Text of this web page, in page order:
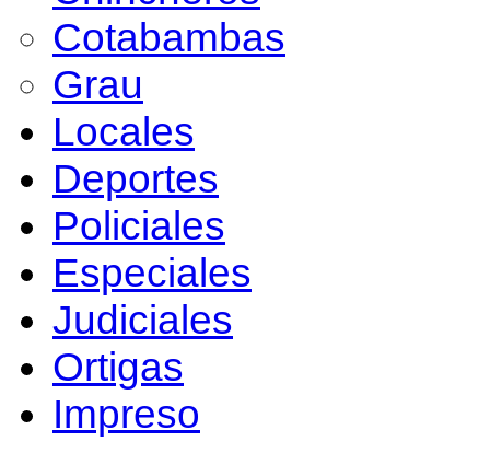
Cotabambas
Grau
Locales
Deportes
Policiales
Especiales
Judiciales
Ortigas
Impreso